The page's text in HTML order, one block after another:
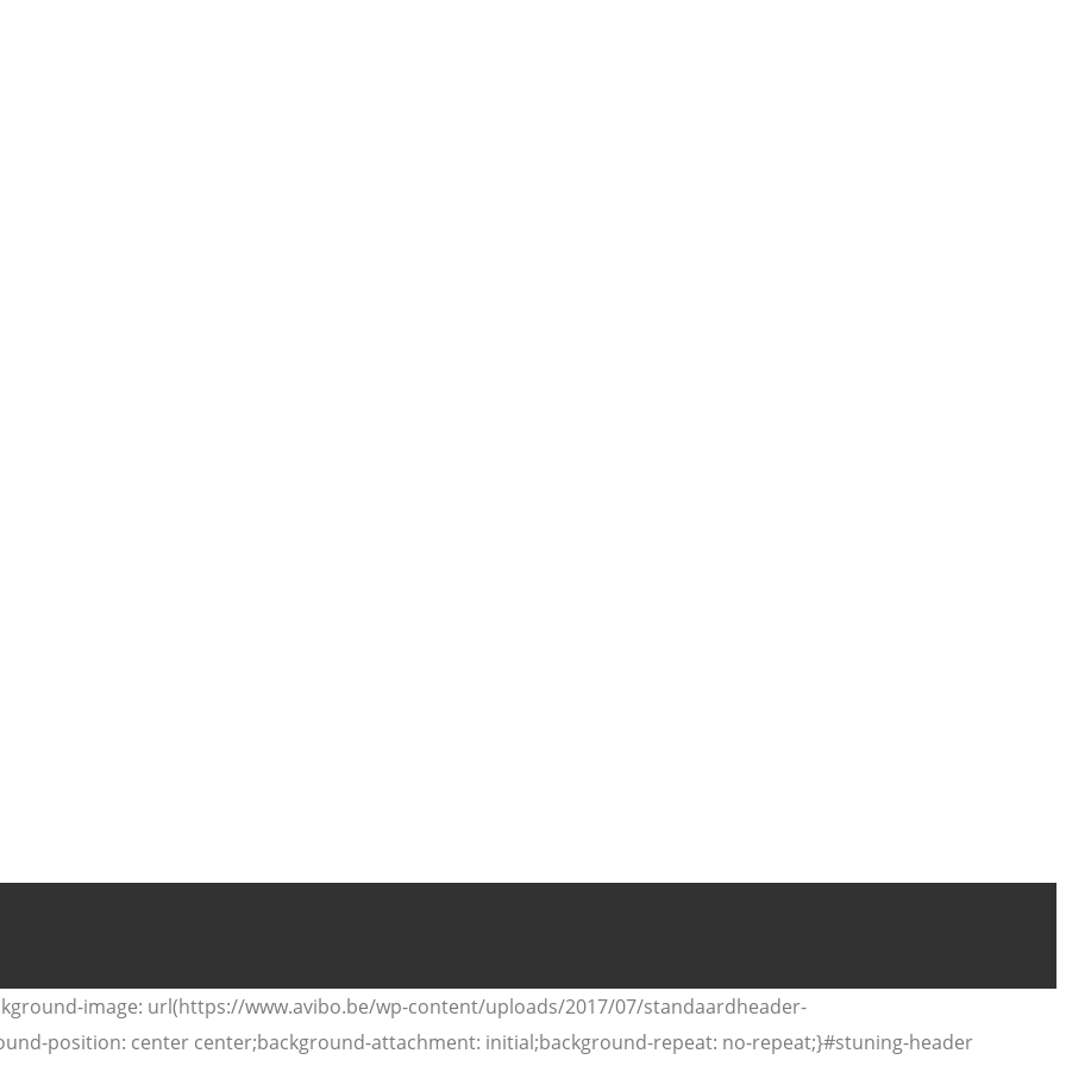
image: url(https://www.avibo.be/wp-content/uploads/2017/07/standaardheader-
position: center center;background-attachment: initial;background-repeat: no-repeat;}#stuning-header